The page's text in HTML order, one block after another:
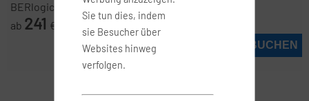
BERlogic
ab 241 €
JETZT BUCHEN
Sie tun dies, indem
sie Besucher über
Websites hinweg
verfolgen.